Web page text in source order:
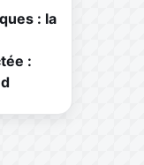
: la
: